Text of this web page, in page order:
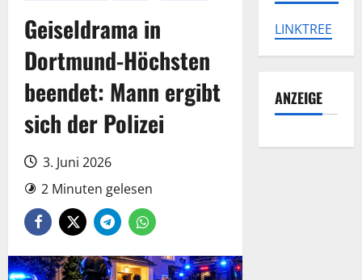
Geiseldrama in
Dortmund-Höchsten
beendet: Mann ergibt
sich der Polizei
3. Juni 2026
2 Minuten gelesen
LINKTREE
ANZEIGE